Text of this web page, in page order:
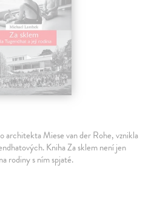
architekta Miese van der Rohe, vznikla
Kniha Za sklem není jen
rodiny s ním spjaté.